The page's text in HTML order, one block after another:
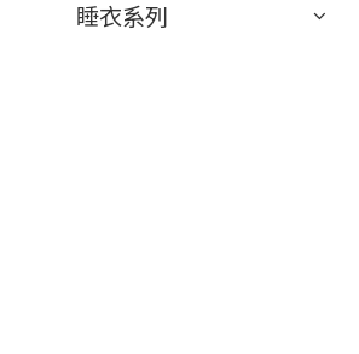
睡衣系列